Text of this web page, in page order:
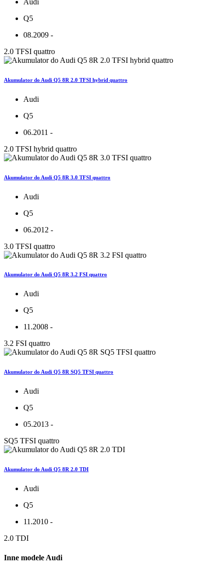
Q5
08.2009 -
2.0 TFSI quattro
Akumulator do Audi Q5 8R 2.0 TFSI hybrid quattro
Audi
Q5
06.2011 -
2.0 TFSI hybrid quattro
Akumulator do Audi Q5 8R 3.0 TFSI quattro
Audi
Q5
06.2012 -
3.0 TFSI quattro
Akumulator do Audi Q5 8R 3.2 FSI quattro
Audi
Q5
11.2008 -
3.2 FSI quattro
Akumulator do Audi Q5 8R SQ5 TFSI quattro
Audi
Q5
05.2013 -
SQ5 TFSI quattro
Akumulator do Audi Q5 8R 2.0 TDI
Audi
Q5
11.2010 -
2.0 TDI
Inne modele Audi